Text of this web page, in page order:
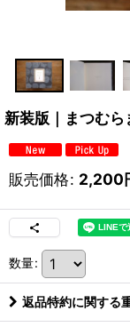
新装版｜まつむ
販売価格: 2,200
数量:
返品特約に関する